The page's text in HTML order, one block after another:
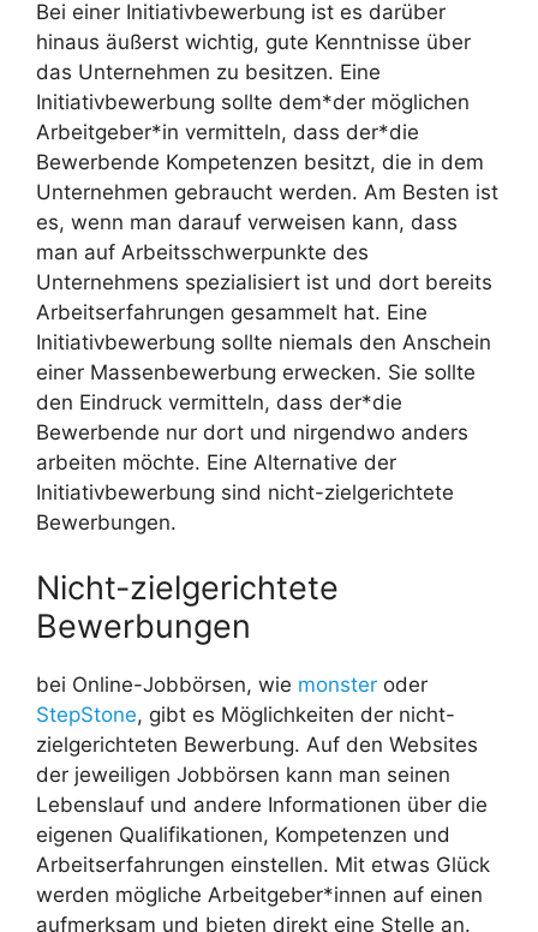
Bei einer Initiativbewerbung ist es darüber
hinaus äußerst wichtig, gute Kenntnisse über
das Unternehmen zu besitzen. Eine
Initiativbewerbung sollte dem*der möglichen
Arbeitgeber*in vermitteln, dass der*die
Bewerbende Kompetenzen besitzt, die in dem
Unternehmen gebraucht werden. Am Besten ist
es, wenn man darauf verweisen kann, dass
man auf Arbeitsschwerpunkte des
Unternehmens spezialisiert ist und dort bereits
Arbeitserfahrungen gesammelt hat. Eine
Initiativbewerbung sollte niemals den Anschein
einer Massenbewerbung erwecken. Sie sollte
den Eindruck vermitteln, dass der*die
Bewerbende nur dort und nirgendwo anders
arbeiten möchte. Eine Alternative der
Initiativbewerbung sind nicht-zielgerichtete
Bewerbungen.
Nicht-zielgerichtete
Bewerbungen
bei Online-Jobbörsen, wie monster oder
StepStone, gibt es Möglichkeiten der nicht-
zielgerichteten Bewerbung. Auf den Websites
der jeweiligen Jobbörsen kann man seinen
Lebenslauf und andere Informationen über die
eigenen Qualifikationen, Kompetenzen und
Arbeitserfahrungen einstellen. Mit etwas Glück
werden mögliche Arbeitgeber*innen auf einen
aufmerksam und bieten direkt eine Stelle an.